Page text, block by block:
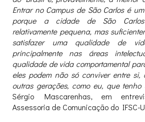
Entrar no Campus de São Carlos é
porque a cidade de São
relativamente pequena, mas
satisfazer uma qualidade de
principalmente nas áreas
qualidade de vida comportamental
eles podem não só conviver entre si,
outras gerações, como eu, que
Sérgio Mascarenhas, em
Assessoria de Comunicação do IFSC-